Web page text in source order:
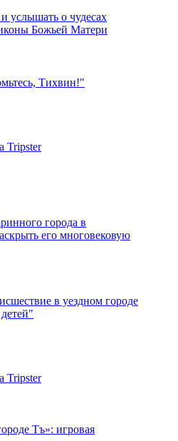
услышать о чудесах
Божьей Матери
города в
его многовековую
Тъ»: игровая